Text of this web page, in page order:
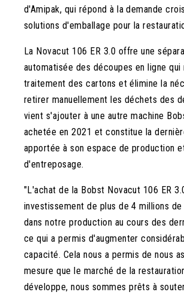
d'Amipak, qui répond à la demande
solutions d'emballage pour la
La Novacut 106 ER 3.0 offre une
automatisée des découpes en ligne qui
traitement des cartons et élimine la
retirer manuellement les déchets des
vient s'ajouter à une autre machine
achetée en 2021 et constitue la
apportée à son espace de production
d'entreposage.
"L'achat de la Bobst Novacut 106 ER
investissement de plus de 4 millions
dans notre production au cours des
ce qui a permis d'augmenter
capacité. Cela nous a permis de nous
mesure que le marché de la
développe, nous sommes prêts à